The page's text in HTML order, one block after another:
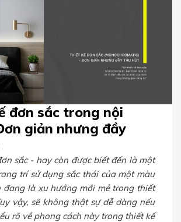
đơn sắc trong nội
giản nhưng đầy
sắc - hay còn được biết đến là một
trí sử dụng sắc thái của một màu
đang là xu hướng mới mẻ trong thiết
vậy, sẽ không thật sự dễ dàng nếu
rõ về phong cách này trong thiết kế